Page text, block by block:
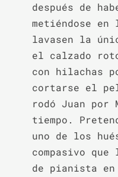
después de
metiéndose en
lavasen la
el calzado
con hilachas
cortarse el
rodó Juan por
tiempo.
uno de los
compasivo
de pianista